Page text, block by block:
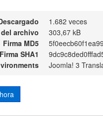
1.682 veces
archivo
303,67 kB
Firma MD5
Firma SHA1
Joomla! 3